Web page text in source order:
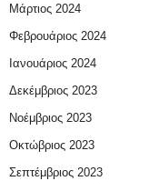
Μάρτιος 2024
Φεβρουάριος 2024
Ιανουάριος 2024
Δεκέμβριος 2023
Νοέμβριος 2023
Οκτώβριος 2023
Σεπτέμβριος 2023